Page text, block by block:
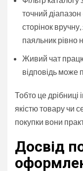
точний
сторінок
паяльник рівно
Живий чат
відповідь може
Тобто це
якістю товару чи
покупки вони
Досвід